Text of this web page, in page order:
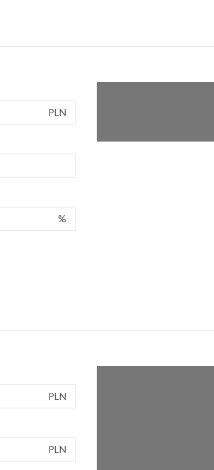
PLN
%
PLN
PLN